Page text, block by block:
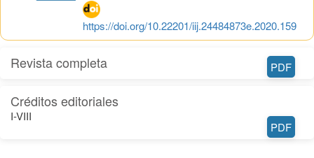
https://doi.org/10.22201/iij.24484873e.2020.159
Revista completa PDF
Créditos editoriales
I-VIII
PDF